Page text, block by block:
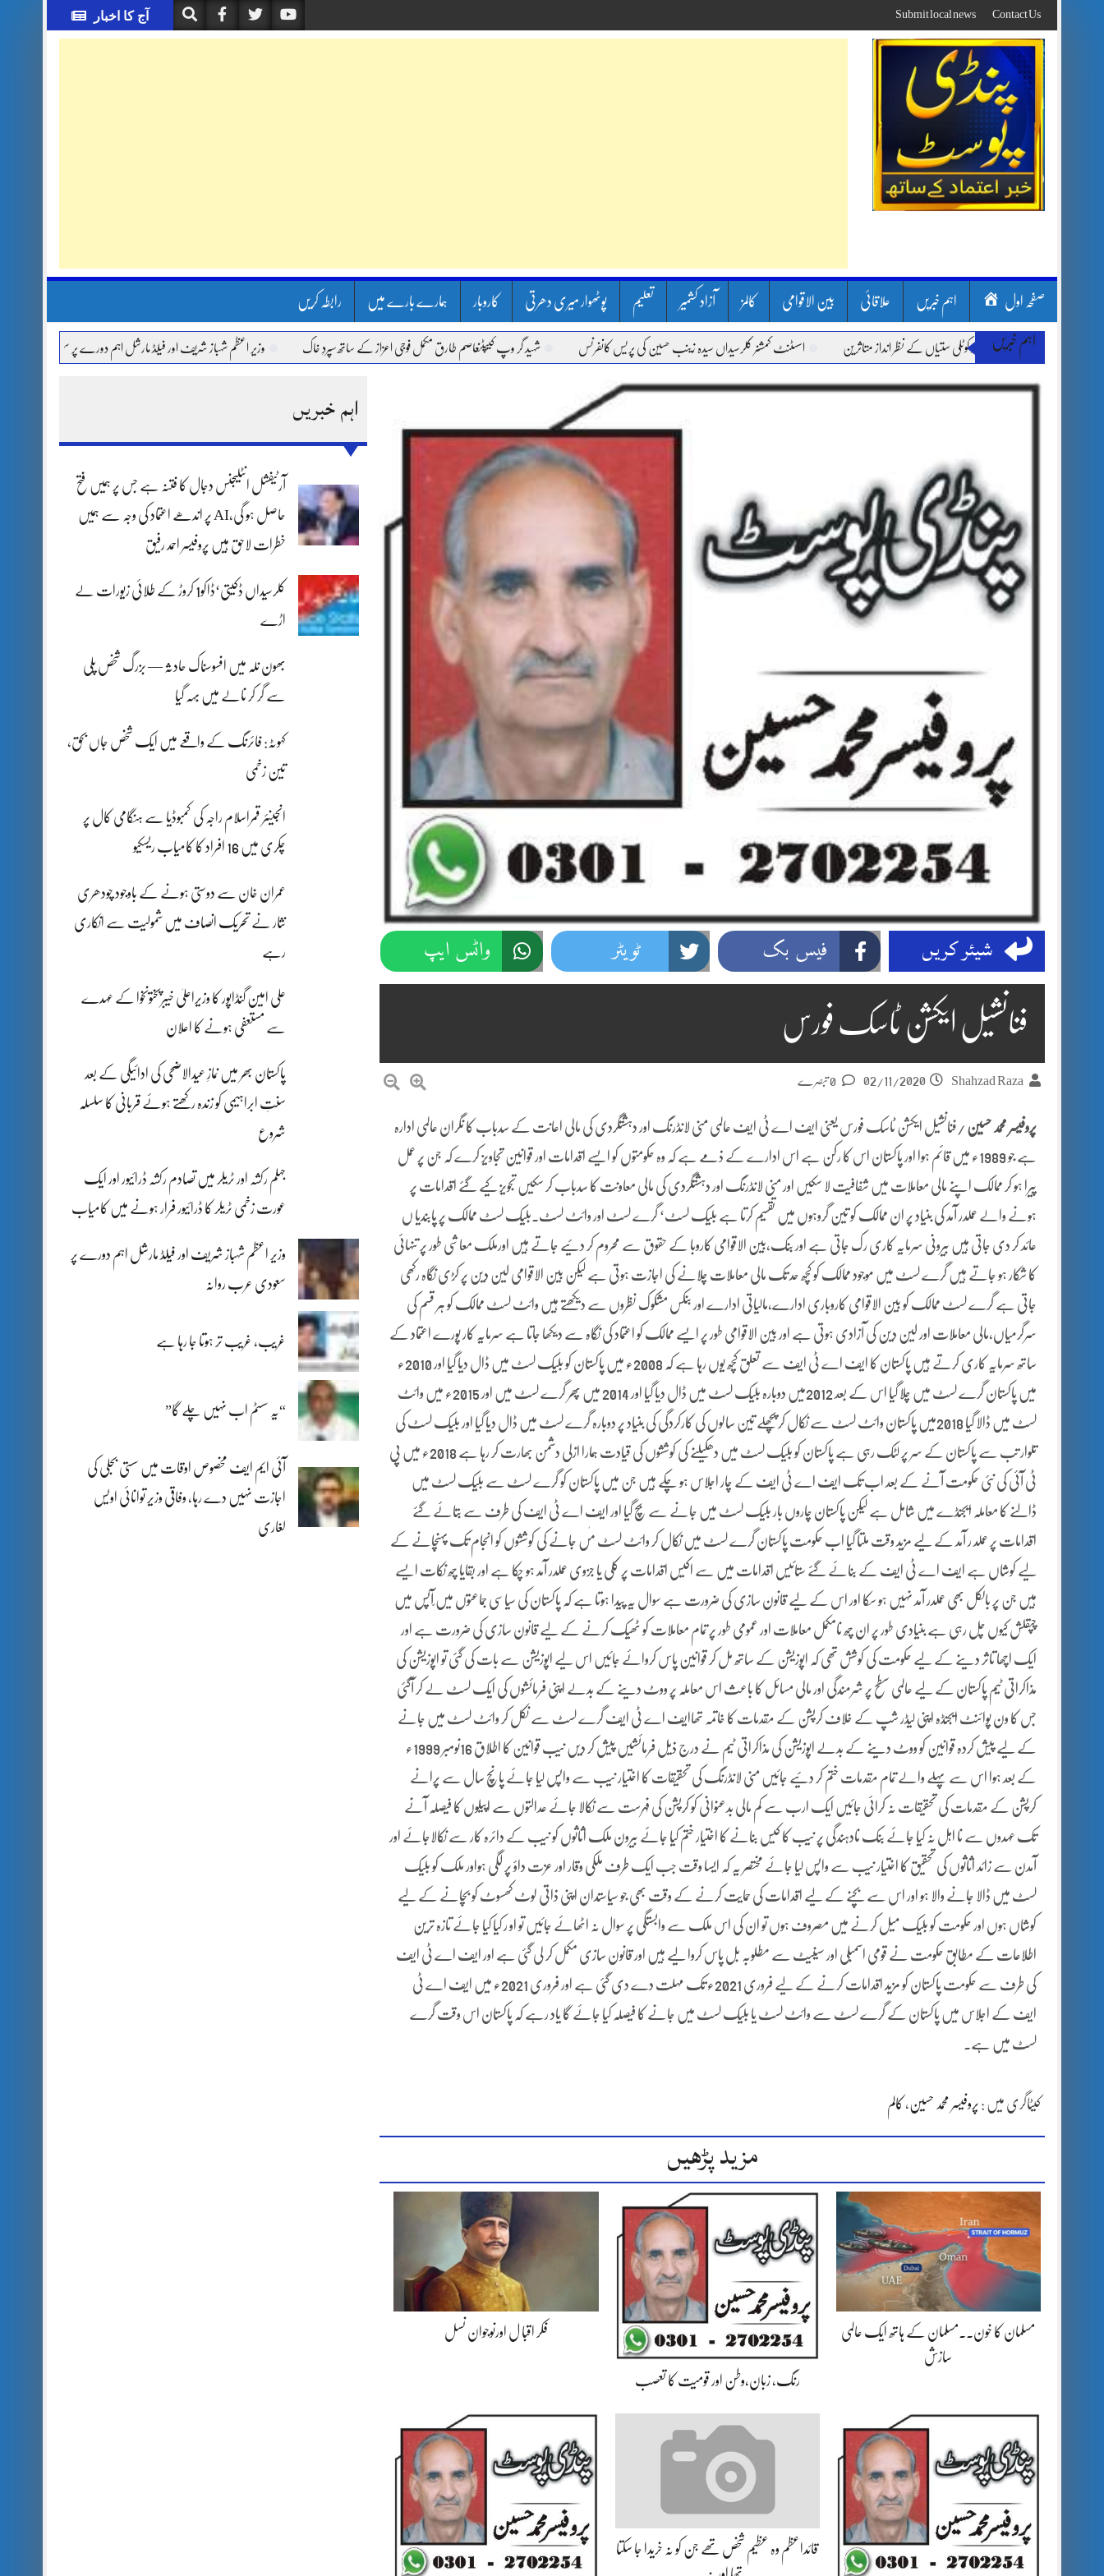
to
content
آج کا اخبار Contact Us
Submit local news
صفحہ اول اہم خبریں علاقائی بین الاقوامی کالمز آزاد کشمیر تعلیم پوٹھوار میری دھرتی کاروبار ہمارے بارے میں رابطہ کریں
اہم خبریں
سلائیڈنگ اور کوٹلی ستیاں کے نظر انداز متاثرین اسسٹنٹ کمشنر کلرسیداں سیدہ زینب حسین کی پریس کانفرنس شہید گر وپ کیپٹنعاصم طارق مکمل فوجی اعزاز کے ساتھ سپردِ خاک وزیر اعظم شہباز شریف اور فیلڈ مارشل اہم دورے پر سعودی عرب روانہ
اہم خبریں
آرٹیفشل انٹلیجنس دجال کا فتنہ ہے جس پر ہمیں فتح
حاصل ہو گی،AI پر اندھے اعتماد کی وجہ سے ہمیں
خطرات لاحق ہیں پروفیسر احمد رفیق
کلرسیداں ڈکیتی‘ڈاکو1 کروڑ کے طلائی زیورات لے
اڑے
بھون نلہ میں افسوسناک حادثہ — بزرگ شخص پلی
سے گر کر نالے میں بہہ گیا
کہوٹہ: فائرنگ کے واقعے میں ایک شخص جاں بحق،
تین زخمی
انجینئر قمراسلام راجہ کی کمبوڈیا سے ہنگامی کال پر
چکری میں 16 افراد کا کامیاب ریسکیو
عمران خان سے دوستی ہونے کے باوجود چودھری
نثار نے تحریک انصاف میں شمولیت سے انکاری
رہے
علی امین گنڈاپور کا وزیراعلیٰ خیبرپختونخوا کے عہدے
سے مستعفی ہونے کا اعلان
پاکستان بھر میں نمازِ عیدالاضحی کی ادائیگی کے بعد
سنتِ ابراہیمی کو زندہ رکھتے ہوئے قربانی کا سلسلہ
شروع
جہلم رکشہ اور ٹریلر میں تصادم رکشہ ڈرائیور اور ایک
عورت زخمی ٹریلر کا ڈرائیور فرار ہونے میں کامیاب
وزیر اعظم شہباز شریف اور فیلڈ مارشل اہم دورے پر
سعودی عرب روانہ
غریب، غریب تر ہوتا جا رہا ہے
“یہ سسٹم اب نہیں چلے گا”
آئی ایم ایف مخصوص اوقات میں سستی بجلی کی
اجازت نہیں دے رہا، وفاقی وزیر توانائی اویس
لغاری
شیئر کریں فیس بک ٹویٹر واٹس ایپ
فنانشیل ایکشن ٹاسک فورس
Shahzad Raza
02/11/2020
پروفیسر محمد حسین /فنانشیل ایکشن ٹاسک فورس یعنی ایف اے ٹی ایف عالمی منی لانڈرنگ اور دہشتگردی کی مالی اعانت کے سدباب کا نگران عالمی ادارہ
ہے جو 1989ء میں قائم ہوا اور پاکستان اس کا رکن ہے اس ادارے کے ذمے ہے کہ وہ حکومتوں کو ایسے اقدامات اور قوانین تجاویز کرے کہ جن پر عمل
پیرا ہو کر ممالک اپنے مالی معاملات میں شفافیت لا سکیں اور منی لانڈرنگ اور دہشتگردی کی مالی معاونت کا سدباب کر سکیں تجویز کیے گئے اقدامات پر
ہونے والے عملدر آمد کی بنیاد پر ان ممالک کو تین گروہوں میں تقسیم کرتا ہے بلیک لسٹ‘ گرے لسٹ اور وائٹ لسٹ۔بلیک لسٹ ممالک پر پابندیا ں
عائد کر دی جاتی ہیں بیرونی سرمایہ کاری رک جاتی ہے اور بنک،بین الاقوامی کاروبا کے حقوق سے محروم کر دئیے جاتے ہیں اورملک معاشی طور پر تنہائی
کا شکار ہو جاتے ہیں گرے لسٹ میں موجود ممالک کو کچھ حد تک مالی معاملات چلانے کی اجازت ہوتی ہے لیکن بین الاقوامی لین دین پر کڑی نگاہ رکھی
جاتی ہے گرے لسٹ ممالک کو بین الاقوامی کاروباری ادارے،مالیاتی ادارے اور بنکس مشکوک نظروں سے دیکھتے ہیں وائٹ لسٹ ممالک کو ہر قسم کی
سرگرمیاں،مالی معاملات اور لین دین کی آزادی ہوتی ہے اور بین الاقوامی طور پر ایسے ممالک کو اعتماد کی نگاہ سے دیکھا جاتا ہے سرمایہ کار پورے اعتماد کے
ساتھ سرمایہ کاری کرتے ہیں پاکستان کا ایف اے ٹی ایف سے تعلق کچھ یوں رہا ہے کہ 2008ء میں پاکستان کو بلیک لسٹ میں ڈال دیا گیا اور 2010ء
میں پاکستان گرے لسٹ میں چلا گیا اس کے بعد 2012میں دوبارہ بلیک لسٹ میں ڈال دیا گیا اور 2014 میں پھر گرے لسٹ میں اور 2015ء میں وائٹ
لسٹ میں ڈالا گیا 2018میں پاکستان وائٹ لسٹ سے نکال کر پچھلے تین سالوں کی کارکردگی کی بنیاد پر دوبارہ گرے لسٹ میں ڈال دیا گیا اور بلیک لسٹ کی
تلوار تب سے پاکستان کے سر پر لٹک رہی ہے پاکستان کو بلیک لسٹ میں دھکیلنے کی کوششوں کی قیادت ہمارا ازلی دشمن بھارت کر رہا ہے 2018ء میں پی
ٹی آئی کی نئی حکومت آنے کے بعد اب تک ایف اے ٹی ایف کے چار اجلاس ہو چکے ہیں جن میں پاکستان کو گرے لسٹ سے بلیک لسٹ میں
ڈالنے کا معاملہ ایجنڈے میں شامل ہے لیکن پاکستان چاروں بار بلیک لسٹ میں جانے سے بچ گیا اور ایف اے ٹی ایف کی طرف سے بتائے گئے
اقدامات پر عملد ر آمد کے لیے مزید وقت ملتا گیا اب حکومت پاکستان گرے لسٹ میں نکال کر وائٹ لسٹ مٰں جانے کی کوششوں کو انجام تک پہنچانے کے
لیے کوشاں ہے ایف اے ٹی ایف کے بنائے گئے ستائیس اقدامات میں سے اکیس اقدامات پر کلی یا جزوی عملدر آمد ہو چکا ہے اور بقایا چھ نکات ایسے
ہیں جن پر بالکل بھی عملدر آمد نہیں ہو سکا اور اس کے لیے قانون سازی کی ضرورت ہے سوال یہ پیدا ہوتا ہے کہ پاکستان کی سیاسی جماعتوں میں ّآپس میں
چپقلش کیوں چل رہی ہے بنیادی طور پر ان چھ نامکمل معاملات اور عمومی طور پر تمام معاملات کو ٹھیک کرنے کے لیے قانون سازی کی ضرورت ہے اور
ایک اچھا تاثر دینے کے لیے حکومت کی کوشش تھی کہ اپوزیشن کے ساتھ مل کر قوانین پاس کروائے جائیں اس لیے اپوزیشن سے بات کی گئی تو اپوزیشن کی
مذاکراتی ٹیم پاکستان کے لیے عالمی سطح پر شرمندگی اور مالی مسائل کا باعث اس معاملہ پر ووٹ دینے کے بدلے اپنی فرمائشوں کی ایک لسٹ لے کر آگئی
جس کا ون پوائنٹ ایجنڈہ اپنی لیڈر شپ کے خلاف کرپشن کے مقدمات کا خاتمہ تھاایف اے ٹی ایف گرے لسٹ سے نکل کر وائٹ لسٹ میں جانے
کے لیے پیش کردہ قوانین کو ووٹ دینے کے بدلے اپوزیشن کی مذاکراتی ٹیم نے درج ذیل فرمائشیں پیش کر دیں نیب قوانین کا اطلاق 16نومبر 1999ء
کے بعد ہوا اس سے پہلے والے تمام مقدمات ختم کر دئیے جائیں منی لانڈرنگ کی تحقیقات کا اختیار نیب سے واپس لیا جائے پانچ سال سے پرانے
کرپشن کے مقدمات کی تحقیقات نہ کرائی جائیں ایک ارب سے کم مالی بدعنوانی کو کرپشن کی فہرست سے نکالا جائے عدالتوں سے اپیلوں کا فیصلہ آنے
تک عہدوں سے نا اہل نہ کیا جائے بنک نادہندگی پر نیب کا کیس بنانے کا اختیار ختم کیا جائے بیرون ملک اثاثوں کو نیب کے دائرہ کار سے نکالاجائے اور
آمدن سے زائد اثاثوں کی تحقیق کا اختیار نیب سے واپس لیا جائے مختصر یہ کہ ایسا وقت جب ایک طرف ملکی وقار اور عزت داؤ پر لگی ہواور ملک کو بلیک
لسٹ میں ڈالا جانے والا ہو اور اس سے بچنے کے لیے اقدامات کی حمایت کرنے کے وقت بھی جو سیاستدان اپنی ذاتی لوٹ کھسوٹ کو بچانے کے لیے
کوشاں ہوں اور حکومت کو بلیک میل کرنے میں مصروف ہوں تو ان کی اس ملک سے وابستگی پر سوال نہ اٹھائے جائیں تو او ر کیا کیا جائے تازہ ترین
اطلاعات کے مطابق حکومت نے قومی اسمبلی اور سینیٹ سے مطلوبہ بل پاس کروا لیے ہیں اور قانون سازی مکمل کر لی گئی ہے اور ایف اے ٹی ایف
کی طرف سے حکومت پاکستان کو مزید اقدامات کرنے کے لیے فروری 2021ء تک مہلت دے دی گئی ہے اور فروری 2021ء میں ایف اے ٹی
ایف کے اجلاس میں پاکستان کے گرے لسٹ سے وائٹ لسٹ یا بلیک لسٹ میں جانے کا فیصلہ کیا جائے گا یاد رہے کہ پاکستان اس وقت گرے
لسٹ میں ہے۔
کیٹاگری میں : پروفیسر محمد حسین، کالم
مزید پڑھیں
مسلمان کا خون۔۔مسلمان کے ہاتھ ایک عالمی
سازش
رنگ، زبان،وطن اور قومیت کا تعصب
فکر اقبا ل اورنوجوان نسل
قائداعظم وہ عظیم شخص تھے جن کو نہ خریدا جا سکتا
تھا اور نہ…